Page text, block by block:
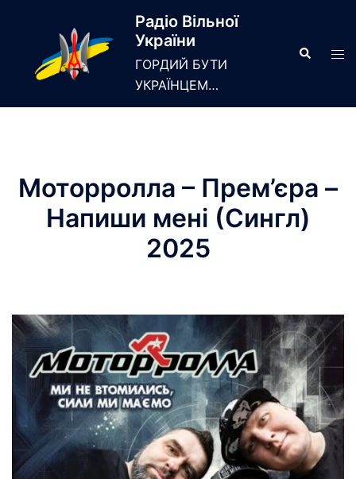
Радіо Вільної
України
ГОРДИЙ БУТИ
УКРАЇНЦЕМ…
Search
Моторролла – Прем’єра –
Напиши мені (Сингл)
2025